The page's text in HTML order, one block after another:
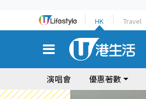
HK Travel
演唱會 優惠著數